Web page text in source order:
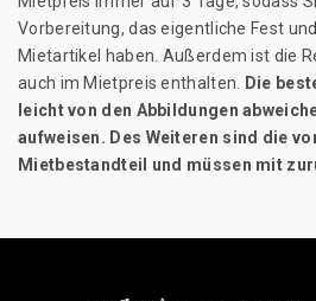
Vorbereitung, das eigentliche Fest
Mietartikel haben. Außerdem ist die
auch im Mietpreis enthalten.
Die
leicht von den Abbildungen
aufweisen. Des Weiteren sind die
Mietbestandteil und müssen mit